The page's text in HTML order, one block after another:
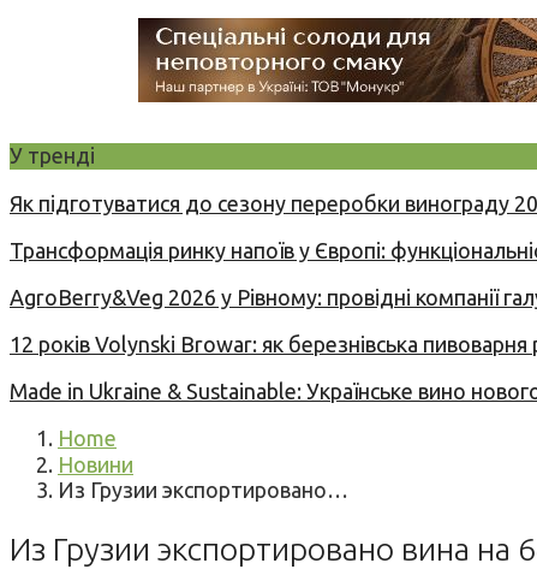
У тренді
Як підготуватися до сезону переробки винограду
Трансформація ринку напоїв у Європі:
AgroBerry&Veg 2026 у Рівному: провідні компанії
12 років Volynski Browar: як березнівська
Made in Ukraine & Sustainable: Українське вино
Home
Новини
Из Грузии экспортировано…
Из Грузии экспортировано вина